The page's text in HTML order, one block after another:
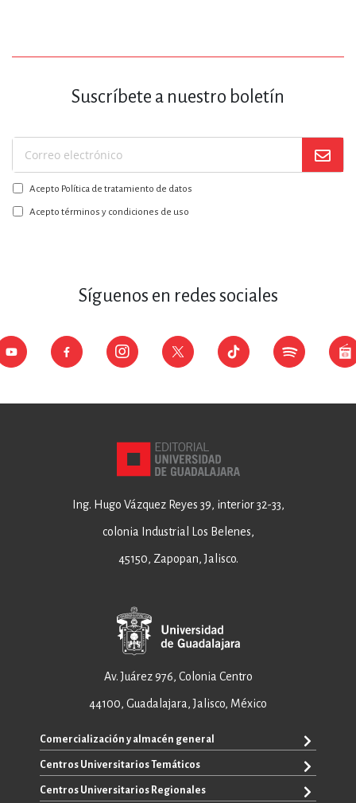
Suscríbete a nuestro boletín
Suscríbase
a
nuestro
boletín:
Acepto Política de tratamiento de datos
Acepto términos y condiciones de uso
Síguenos en redes sociales
Ing. Hugo Vázquez Reyes 39, interior 32-33,
colonia Industrial Los Belenes,
45150, Zapopan, Jalisco.
Av. Juárez 976, Colonia Centro
44100, Guadalajara, Jalisco, México
Comercialización y almacén general
+52 33 3640 6326
+52 33 3640 4595
Centros Universitarios Temáticos
CUAAD
Centros Universitarios Regionales